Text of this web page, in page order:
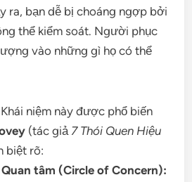
ra, bạn dễ bị choáng ngợp bởi
thể kiểm soát. Người phục
vào những gì họ có thể
Khái niệm này được phổ biến
(tác giả 7 Thói Quen Hiệu
biệt rõ:
tâm (Circle of Concern):